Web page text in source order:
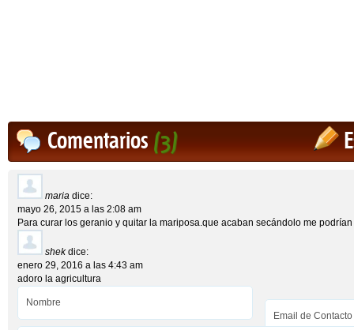
Comentarios(3)
maria dice:
mayo 26, 2015 a las 2:08 am
Para curar los geranio y quitar la mariposa.que acaban secándolo me
shek dice:
enero 29, 2016 a las 4:43 am
adoro la agricultura